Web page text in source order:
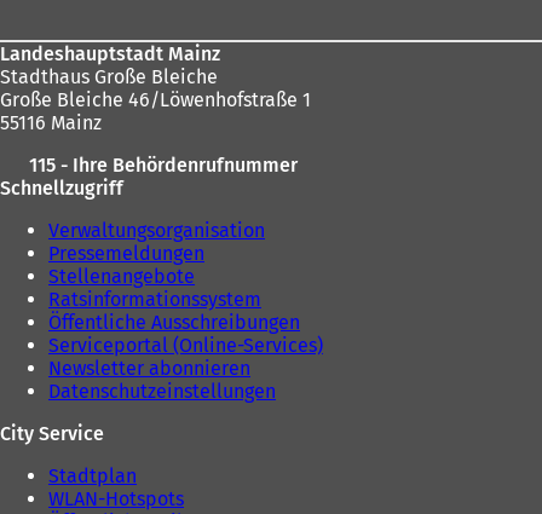
Landeshauptstadt Mainz
Stadthaus Große Bleiche
Große Bleiche 46/Löwenhofstraße 1
55116 Mainz
115 - Ihre Behördenrufnummer
Schnellzugriff
Verwaltungsorganisation
Pressemeldungen
Stellenangebote
Ratsinformationssystem
Öffentliche Ausschreibungen
Serviceportal (Online-Services)
Newsletter abonnieren
Datenschutzeinstellungen
City Service
Stadtplan
WLAN-Hotspots